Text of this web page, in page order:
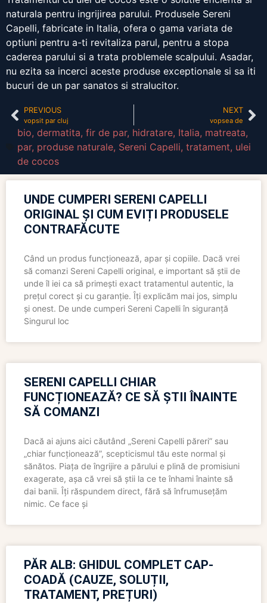
naturala pentru ingrijirea parului. Produsele Sereni
Capelli, fabricate in Italia, ofera o gama variata de
optiuni pentru a-ti revitaliza parul, pentru a stopa
caderea parului si a trata problemele scalpului. Asadar,
nu ezita sa incerci aceste produse exceptionale si sa iti
bucuri de un par sanatos si stralucitor.
PREVIOUS
vopsit par cluj
NEXT
vopsea de
bio, dermatita, fir de par, hidratare, Italia, matreata,
par, produse naturale, Sereni Capelli, tratament, ulei
de cocos
UNDE CUMPERI SERENI CAPELLI
ORIGINAL ȘI CUM EVIȚI PRODUSELE
CONTRAFĂCUTE
Când un produs funcționează, apar și copiile. Dacă vrei
să comanzi Sereni Capelli original, e important să știi de
unde îl iei ca să primești exact tratamentul autentic, la
prețul corect și cu garanție. Îți explicăm mai jos, simplu
și onest. De unde cumperi Sereni Capelli în siguranță
Singurul loc
SERENI CAPELLI CHIAR
FUNCȚIONEAZĂ? CE SĂ ȘTII ÎNAINTE
SĂ COMANZI
Dacă ai ajuns aici căutând „Sereni Capelli păreri” sau
„chiar funcționează”, scepticismul tău este normal și
sănătos. Piața de îngrijire a părului e plină de promisiuni
exagerate, așa că vrei să știi la ce te înhami înainte să
dai banii. Îți răspundem direct, fără să înfrumusețăm
nimic. Ce face și
PĂR ALB: GHIDUL COMPLET CAP-
COADĂ (CAUZE, SOLUȚII,
TRATAMENT, PREȚURI)